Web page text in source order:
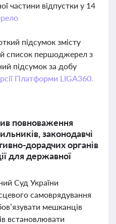
частини відпустки у 14
підсумок змісту
список першоджерел з
підсумок за добу
Платформи LIGA360.
повноваження
законодавчі
дорадчих органів
для державної
Суд України
самоврядування
мешканців
встановлювати